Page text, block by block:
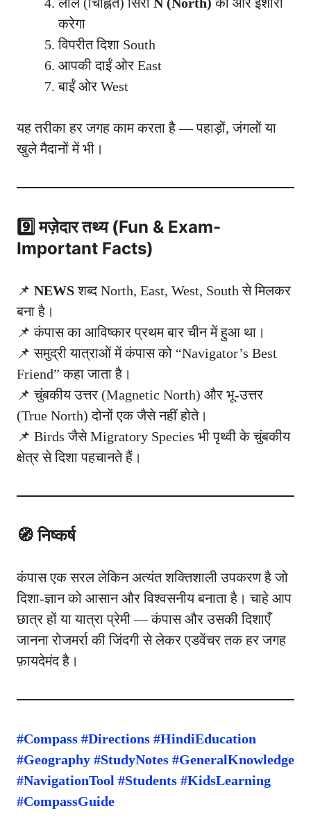
लाल (चिह्नित) सिरा N (North) की ओर इशारा
करेगा
विपरीत दिशा South
आपकी दाईं ओर East
बाईं ओर West
यह तरीका हर जगह काम करता है — पहाड़ों, जंगलों या
खुले मैदानों में भी।
9️⃣ मज़ेदार तथ्य (Fun & Exam-
Important Facts)
📌 NEWSशब्द North, East, West, South से मिलकर
बना है।
📌 कंपास का आविष्कार प्रथम बार चीन में हुआ था।
📌 समुद्री यात्राओं में कंपास को “Navigator’s Best
Friend” कहा जाता है।
📌 चुंबकीय उत्तर (Magnetic North) और भू-उत्तर
(True North) दोनों एक जैसे नहीं होते।
📌 Birds जैसे Migratory Species भी पृथ्वी के चुंबकीय
क्षेत्र से दिशा पहचानते हैं।
🧭 निष्कर्ष
कंपास एक सरल लेकिन अत्यंत शक्तिशाली उपकरण है जो
दिशा-ज्ञान को आसान और विश्वसनीय बनाता है। चाहे आप
छात्र हों या यात्रा प्रेमी — कंपास और उसकी दिशाएँ
जानना रोजमर्रा की जिंदगी से लेकर एडवेंचर तक हर जगह
फ़ायदेमंद है।
#Compass #Directions #HindiEducation
#Geography #StudyNotes #GeneralKnowledge
#NavigationTool #Students #KidsLearning
#CompassGuide